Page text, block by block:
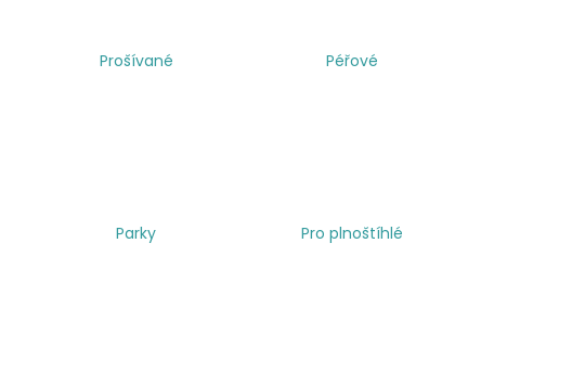
Prošívané Péřové
Parky Pro plnoštíhlé